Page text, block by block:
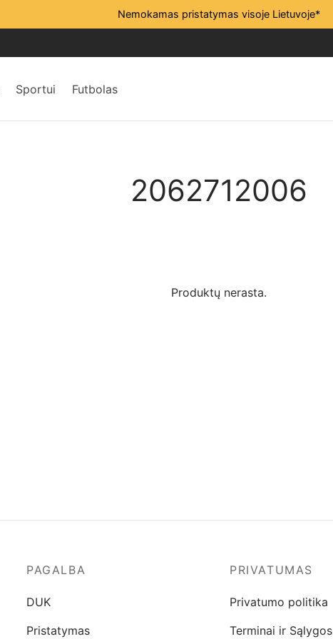
Nemokamas pristatymas visoje Lietuvoje*
Sportui Futbolas
2062712006
Produktų nerasta.
PAGALBA
DUK
Pristatymas
PRIVATUMAS
Privatumo politika
Terminai ir Sąlygos